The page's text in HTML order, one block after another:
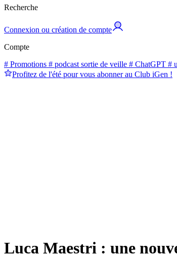
Recherche
Connexion ou création de compte
Compte
# Promotions # podcast sortie de veille # ChatGPT #
Profitez de l'été pour vous abonner au Club iGen !
Luca Maestri : une